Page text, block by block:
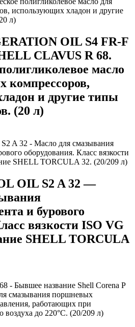
OIL S4 FR-F
CLAVUS R 68.
масло
компрессоров,
и другие типы
(20 л)
OIL S2 A 32 —
и бурового
вязкости ISO VG
SHELL TORCULA